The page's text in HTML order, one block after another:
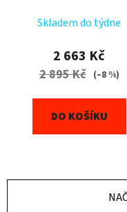
Skladem do týdne
2 663 Kč
2 895 Kč (–8 %)
DO KOŠÍKU